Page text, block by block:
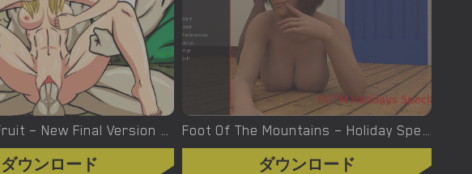
Forbidden Fruit – New Final Version 1.0 (Full Game) [Magic Fingers]
ダウンロード
Foot Of The Mountains – Holiday Special 2020 – Version 1.0 (Full Game) [SerialNumberComics]
ダウンロード